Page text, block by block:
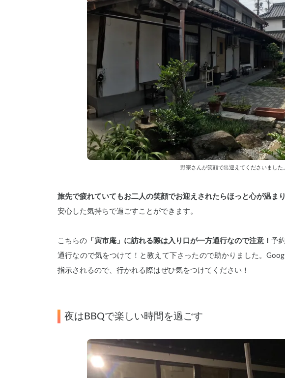
野宗さんが笑顔で出迎えてくださいました
旅先で疲れていてもお二人の笑顔でお迎えされたらほっと心が温ま
安心した気持ちで過ごすことができます。
こちらの 「寅市庵」に訪れる際は入り口が一方通行なので注意！ 予
通行なので気をつけて！と教えて下さったので助かりました。
指示されるので、行かれる際はぜひ気をつけてください！
夜はBBQで楽しい時間を過ごす